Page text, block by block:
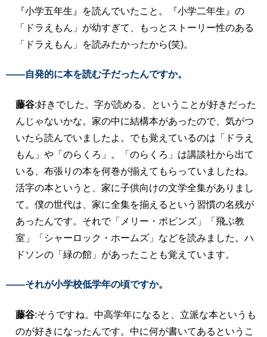
『小学五年生』を読んでいたこと。『小学二年生』の
「ドラえもん」が幼すぎて、もっとストーリー性のある
「ドラえもん」を読みたかったから(笑)。
――自発的に本を読む子だったんですか。
藤谷:好きでした。字が読める、ということが好きだった
んじゃないかな。家の中に結構本があったので、気がつ
いたら読んでいましたよ。でも覚えているのは「ドラえ
もん」や「のらくろ」。「のらくろ」は講談社から出て
いる、布張りの本を何巻が揃えてもらっていましたね。
活字の本というと、家に子供向けの文学全集がありまし
て。僕の世代は、家に全集を揃えるという習慣の名残が
あったんです。それで「メリー・ポピンズ」「飛ぶ教
室」「シャーロック・ホームズ」などを読みました。ハ
ドソンの「緑の館」があったことも覚えています。
――それが小学校低学年の頃ですか。
藤谷:そうですね。中高学年になると、立派な本というも
のが好きになったんです。中に何が書いてあるというこ